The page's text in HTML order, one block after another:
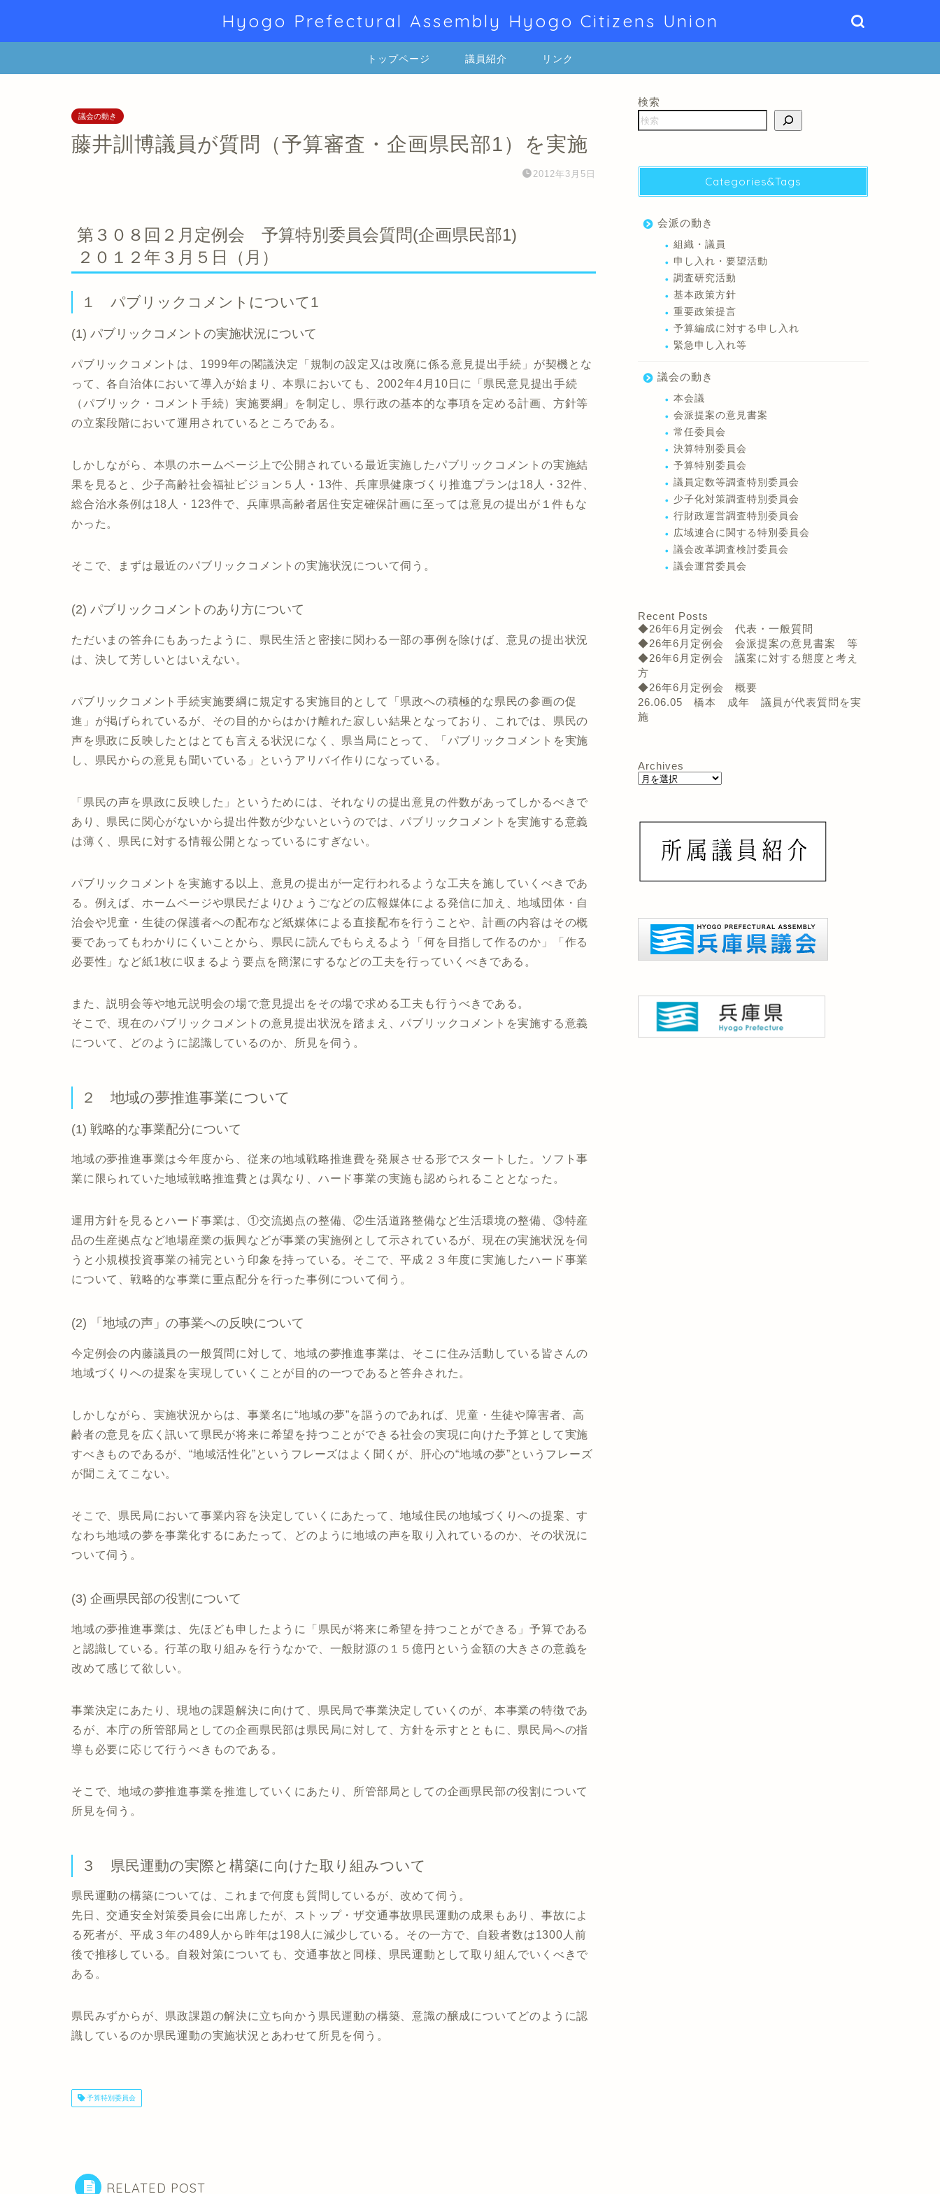
Hyogo Prefectural Assembly Hyogo Citizens Union
トップページ 議員紹介 リンク
議会の動き
藤井訓博議員が質問（予算審査・企画県民部1）を実施
2012年3月5日
第３０８回２月定例会 予算特別委員会質問(企画県民部1)
２０１２年３月５日（月）
１ パブリックコメントについて1
(1) パブリックコメントの実施状況について
パブリックコメントは、1999年の閣議決定「規制の設定又は改廃に係る意見提出手続」が契機とな
って、各自治体において導入が始まり、本県においても、2002年4月10日に「県民意見提出手続
（パブリック・コメント手続）実施要綱」を制定し、県行政の基本的な事項を定める計画、方針等
の立案段階において運用されているところである。
しかしながら、本県のホームページ上で公開されている最近実施したパブリックコメントの実施結
果を見ると、少子高齢社会福祉ビジョン５人・13件、兵庫県健康づくり推進プランは18人・32件、
総合治水条例は18人・123件で、兵庫県高齢者居住安定確保計画に至っては意見の提出が１件もな
かった。
そこで、まずは最近のパブリックコメントの実施状況について伺う。
(2) パブリックコメントのあり方について
ただいまの答弁にもあったように、県民生活と密接に関わる一部の事例を除けば、意見の提出状況
は、決して芳しいとはいえない。
パブリックコメント手続実施要綱に規定する実施目的として「県政への積極的な県民の参画の促
進」が掲げられているが、その目的からはかけ離れた寂しい結果となっており、これでは、県民の
声を県政に反映したとはとても言える状況になく、県当局にとって、「パブリックコメントを実施
し、県民からの意見も聞いている」というアリバイ作りになっている。
「県民の声を県政に反映した」というためには、それなりの提出意見の件数があってしかるべきで
あり、県民に関心がないから提出件数が少ないというのでは、パブリックコメントを実施する意義
は薄く、県民に対する情報公開となっているにすぎない。
パブリックコメントを実施する以上、意見の提出が一定行われるような工夫を施していくべきであ
る。例えば、ホームページや県民だよりひょうごなどの広報媒体による発信に加え、地域団体・自
治会や児童・生徒の保護者への配布など紙媒体による直接配布を行うことや、計画の内容はその概
要であってもわかりにくいことから、県民に読んでもらえるよう「何を目指して作るのか」「作る
必要性」など紙1枚に収まるよう要点を簡潔にするなどの工夫を行っていくべきである。
また、説明会等や地元説明会の場で意見提出をその場で求める工夫も行うべきである。
そこで、現在のパブリックコメントの意見提出状況を踏まえ、パブリックコメントを実施する意義
について、どのように認識しているのか、所見を伺う。
２ 地域の夢推進事業について
(1) 戦略的な事業配分について
地域の夢推進事業は今年度から、従来の地域戦略推進費を発展させる形でスタートした。ソフト事
業に限られていた地域戦略推進費とは異なり、ハード事業の実施も認められることとなった。
運用方針を見るとハード事業は、①交流拠点の整備、②生活道路整備など生活環境の整備、③特産
品の生産拠点など地場産業の振興などが事業の実施例として示されているが、現在の実施状況を伺
うと小規模投資事業の補完という印象を持っている。そこで、平成２３年度に実施したハード事業
について、戦略的な事業に重点配分を行った事例について伺う。
(2) 「地域の声」の事業への反映について
今定例会の内藤議員の一般質問に対して、地域の夢推進事業は、そこに住み活動している皆さんの
地域づくりへの提案を実現していくことが目的の一つであると答弁された。
しかしながら、実施状況からは、事業名に“地域の夢”を謳うのであれば、児童・生徒や障害者、高
齢者の意見を広く訊いて県民が将来に希望を持つことができる社会の実現に向けた予算として実施
すべきものであるが、“地域活性化”というフレーズはよく聞くが、肝心の“地域の夢”というフレーズ
が聞こえてこない。
そこで、県民局において事業内容を決定していくにあたって、地域住民の地域づくりへの提案、す
なわち地域の夢を事業化するにあたって、どのように地域の声を取り入れているのか、その状況に
ついて伺う。
(3) 企画県民部の役割について
地域の夢推進事業は、先ほども申したように「県民が将来に希望を持つことができる」予算である
と認識している。行革の取り組みを行うなかで、一般財源の１５億円という金額の大きさの意義を
改めて感じて欲しい。
事業決定にあたり、現地の課題解決に向けて、県民局で事業決定していくのが、本事業の特徴であ
るが、本庁の所管部局としての企画県民部は県民局に対して、方針を示すとともに、県民局への指
導も必要に応じて行うべきものである。
そこで、地域の夢推進事業を推進していくにあたり、所管部局としての企画県民部の役割について
所見を伺う。
３ 県民運動の実際と構築に向けた取り組みついて
県民運動の構築については、これまで何度も質問しているが、改めて伺う。
先日、交通安全対策委員会に出席したが、ストップ・ザ交通事故県民運動の成果もあり、事故によ
る死者が、平成３年の489人から昨年は198人に減少している。その一方で、自殺者数は1300人前
後で推移している。自殺対策についても、交通事故と同様、県民運動として取り組んでいくべきで
ある。
県民みずからが、県政課題の解決に立ち向かう県民運動の構築、意識の醸成についてどのように認
識しているのか県民運動の実施状況とあわせて所見を伺う。
予算特別委員会
RELATED POST
検索
Categories&Tags
会派の動き
組織・議員
申し入れ・要望活動
調査研究活動
基本政策方針
重要政策提言
予算編成に対する申し入れ
緊急申し入れ等
議会の動き
本会議
会派提案の意見書案
常任委員会
決算特別委員会
予算特別委員会
議員定数等調査特別委員会
少子化対策調査特別委員会
行財政運営調査特別委員会
広域連合に関する特別委員会
議会改革調査検討委員会
議会運営委員会
Recent Posts
◆26年6月定例会 代表・一般質問
◆26年6月定例会 会派提案の意見書案 等
◆26年6月定例会 議案に対する態度と考え
方
◆26年6月定例会 概要
26.06.05 橋本 成年 議員が代表質問を実
施
Archives